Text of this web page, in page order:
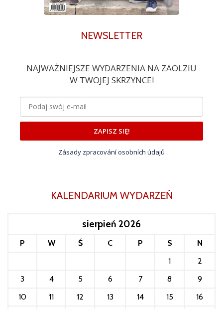
NEWSLETTER
NAJWAŻNIEJSZE WYDARZENIA NA ZAOLZIU
W TWOJEJ SKRZYNCE!
ZAPISZ SIĘ!
Zásady zpracování osobních údajů
KALENDARIUM WYDARZEŃ
sierpień 2026
P W Ś C P S
N
1
2
3
4 5 6 7 8
9
10
11 12 13 14 15
16